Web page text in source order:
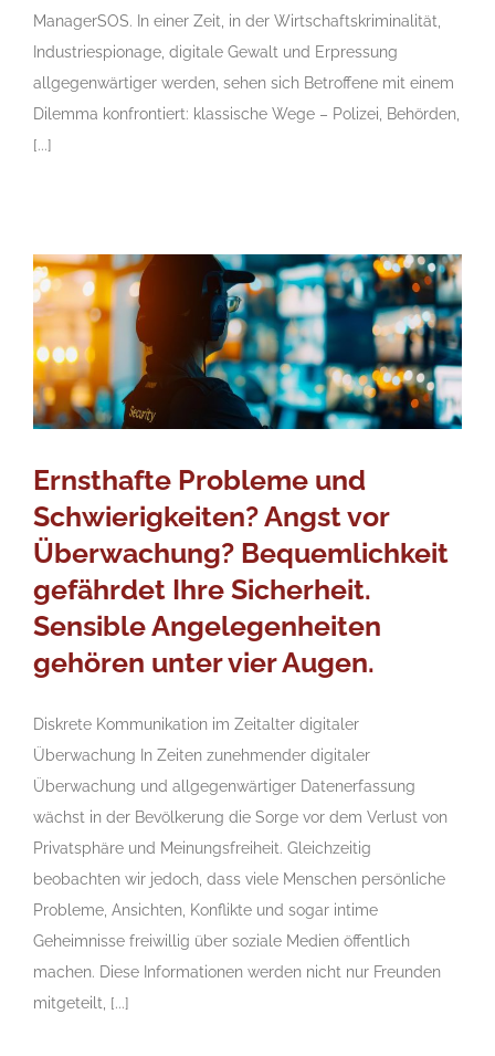
ManagerSOS. In einer Zeit, in der Wirtschaftskriminalität,
Industriespionage, digitale Gewalt und Erpressung
allgegenwärtiger werden, sehen sich Betroffene mit einem
Dilemma konfrontiert: klassische Wege – Polizei, Behörden,
[...]
Ernsthafte Probleme und
Schwierigkeiten? Angst vor
Überwachung? Bequemlichkeit
gefährdet Ihre Sicherheit.
Sensible Angelegenheiten
gehören unter vier Augen.
Diskrete Kommunikation im Zeitalter digitaler
Überwachung In Zeiten zunehmender digitaler
Überwachung und allgegenwärtiger Datenerfassung
wächst in der Bevölkerung die Sorge vor dem Verlust von
Privatsphäre und Meinungsfreiheit. Gleichzeitig
beobachten wir jedoch, dass viele Menschen persönliche
Probleme, Ansichten, Konflikte und sogar intime
Geheimnisse freiwillig über soziale Medien öffentlich
machen. Diese Informationen werden nicht nur Freunden
mitgeteilt, [...]